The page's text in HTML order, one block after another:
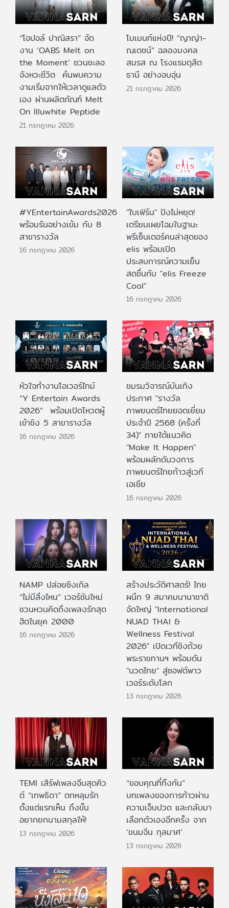
“โอปอล์ ปาณิสรา” จัด
งาน ‘OABS Melt on
the Moment’ ชวนชะลอ
จังหวะชีวิต ค้นพบความ
งามเริ่มจากให้เวลาดูแลตัว
เอง ผ่านผลิตภัณฑ์ Melt
On Illuwhite Peptide
21 กรกฎาคม 2026
โมเมนท์แห่งปี! “ญาญ่า-
ณเดชน์” ฉลองมงคล
สมรส ณ โรงแรมดุสิต
ธานี อย่างอบอุ่น
21 กรกฎาคม 2026
#YEntertainAwards2026
พร้อมรันอย่างเข้ม กับ 8
สาขารางวัล
16 กรกฎาคม 2026
"ใบเฟิร์น" ปังไม่หยุด!
เตรียมเผยโฉมในฐานะ
พรีเซ็นเตอร์คนล่าสุดของ
elis พร้อมเปิด
ประสบการณ์ความเย็น
สดชื่นกับ "elis Freeze
Cool"
16 กรกฎาคม 2026
หัวใจทำงานโอเวอร์ไทม์
“Y Entertain Awards
2026” พร้อมเปิดโหวตผู้
เข้าชิง 5 สาขารางวัล
16 กรกฎาคม 2026
ชมรมวิจารณ์บันเทิง
ประกาศ "รางวัล
ภาพยนตร์ไทยยอดเยี่ยม
ประจําปี 2568 (ครั้งที่
34)" ภายใต้แนวคิด
"Make It Happen"
พร้อมผลักดันวงการ
ภาพยนตร์ไทยก้าวสู่เวที
เอเชีย
16 กรกฎาคม 2026
NAMP ปล่อยซิงเกิล
“ไม่มีสิ่งไหน” เวอร์ชันใหม่
ชวนหวนคิดถึงเพลงรักสุด
ฮิตในยุค 2000
16 กรกฎาคม 2026
สร้างประวัติศาสตร์! ไทย
ผนึก 9 สมาคมนานาชาติ
จัดใหญ่ "International
NUAD THAI &
Wellness Festival
2026" เปิดเวทีชิงถ้วย
พระราชทานฯ พร้อมดัน
"นวดไทย" สู่ซอฟต์พาว
เวอร์ระดับโลก
13 กรกฎาคม 2026
TEMI เสิร์ฟเพลงจีบสุดคิว
ต์ “เทพธิดา” ตกหลุมรัก
ตั้งแต่แรกเห็น ถึงขั้น
อยากยกนามสกุลให้!
13 กรกฎาคม 2026
“ขอบคุณที่ทิ้งกัน”
บทเพลงของการก้าวผ่าน
ความเจ็บปวด และกลับมา
เลือกตัวเองอีกครั้ง จาก
‘ขนมจีน กุลมาศ’
13 กรกฎาคม 2026